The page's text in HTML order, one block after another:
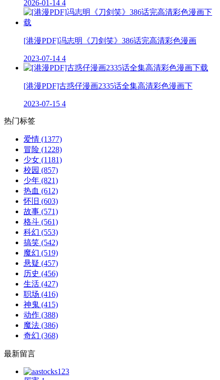
2026-01-14 4
[港漫PDF]冯志明《刀剑笑》386话完高清彩色漫画
2023-07-14 4
[港漫PDF]古惑仔漫画2335话全集高清彩色漫画下
2023-07-15 4
热门标签
爱情 (1377)
冒险 (1228)
少女 (1181)
校园 (857)
少年 (821)
热血 (612)
怀旧 (603)
故事 (571)
格斗 (561)
科幻 (553)
搞笑 (542)
魔幻 (519)
悬疑 (457)
历史 (456)
生活 (427)
职场 (416)
神鬼 (415)
动作 (388)
魔法 (386)
奇幻 (368)
最新留言